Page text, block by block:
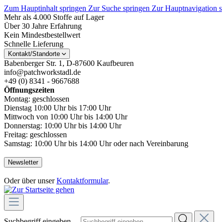
Zum Hauptinhalt springen Zur Suche springen Zur Hauptnavigation
Mehr als 4.000 Stoffe auf Lager
Über 30 Jahre Erfahrung
Kein Mindestbestellwert
Schnelle Lieferung
Kontakt/Standorte
Babenberger Str. 1, D-87600 Kaufbeuren
info@patchworkstadl.de
+49 (0) 8341 - 9667688
Öffnungszeiten
Montag: geschlossen
Dienstag 10:00 Uhr bis 17:00 Uhr
Mittwoch von 10:00 Uhr bis 14:00 Uhr
Donnerstag: 10:00 Uhr bis 14:00 Uhr
Freitag: geschlossen
Samstag: 10:00 Uhr bis 14:00 Uhr oder nach Vereinbarung
Newsletter
Oder über unserKontaktformular.